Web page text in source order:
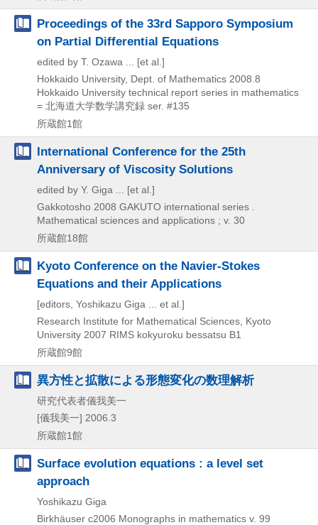
Proceedings of the 33rd Sapporo Symposium
on Partial Differential Equations
edited by T. Ozawa ... [et al.]
Hokkaido University, Dept. of Mathematics 2008.8
Hokkaido University technical report series in mathematics
= 北海道大学数学講究録 ser. #135
所蔵館1館
International Conference for the 25th
Anniversary of Viscosity Solutions
edited by Y. Giga ... [et al.]
Gakkotosho 2008 GAKUTO international series .
Mathematical sciences and applications ; v. 30
所蔵館18館
Kyoto Conference on the Navier-Stokes
Equations and their Applications
[editors, Yoshikazu Giga ... et al.]
Research Institute for Mathematical Sciences, Kyoto
University 2007 RIMS kokyuroku bessatsu B1
所蔵館9館
異方性と拡散による形態変化の数理解析
研究代表者儀我美一
[儀我美一] 2006.3
所蔵館1館
Surface evolution equations : a level set
approach
Yoshikazu Giga
Birkhäuser c2006 Monographs in mathematics v. 99